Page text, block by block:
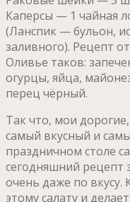
Каперсы — 1 чайная
(Ланспик — бульон,
заливного). Рецепт
Оливье таков:
огурцы, яйца,
перец чёрный.
Так что, мои
самый вкусный и
праздничном столе
сегодняшний рецепт
очень даже по вкусу.
этому салату и